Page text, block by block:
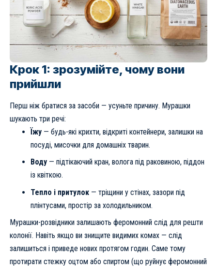
Крок 1: зрозумійте, чому вони
прийшли
Перш ніж братися за засоби — усуньте причину. Мурашки
шукають три речі:
Їжу— будь-які крихти, відкриті контейнери, залишки на
посуді, мисочки для домашніх тварин.
Воду— підтікаючий кран, волога під раковиною, піддон
із квіткою.
Тепло і притулок— тріщини у стінах, зазори під
плінтусами, простір за холодильником.
Мурашки-розвідники залишають феромонний слід для решти
колонії. Навіть якщо ви знищите видимих комах — слід
залишиться і приведе нових протягом годин. Саме тому
протирати стежку оцтом або спиртом (що руйнує феромонний